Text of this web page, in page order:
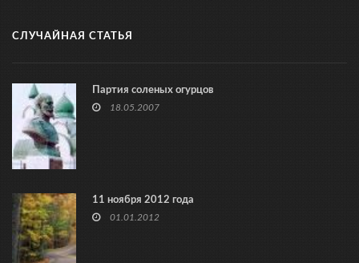
СЛУЧАЙНАЯ СТАТЬЯ
Партия соленых огурцов
18.05.2007
11 ноября 2012 года
01.01.2012